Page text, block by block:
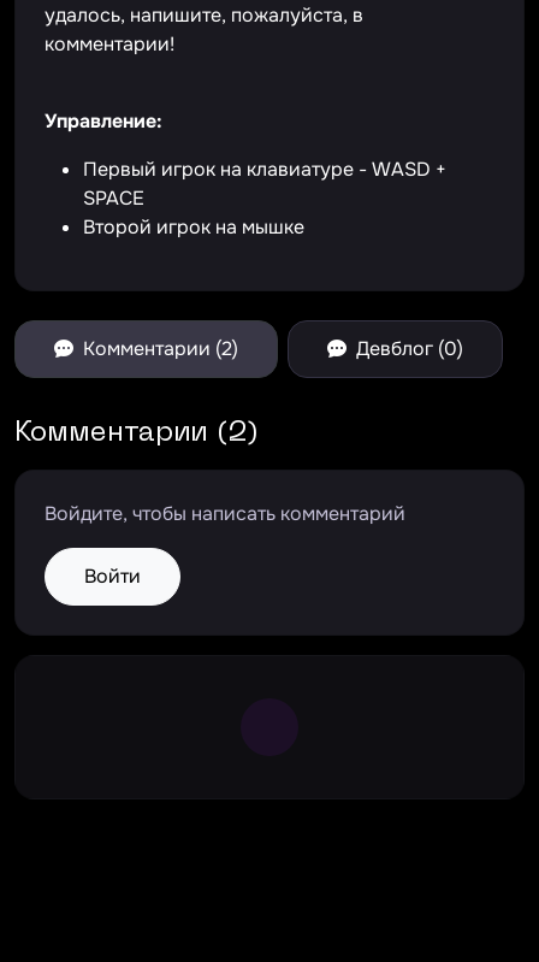
удалось, напишите, пожалуйста, в
комментарии!
Управление:
Первый игрок на клавиатуре - WASD +
SPACE
Второй игрок на мышке
Комментарии (2) Девблог (0)
Комментарии (2)
Войдите, чтобы написать комментарий
Войти